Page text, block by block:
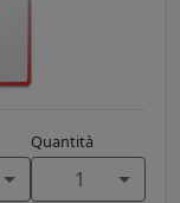
Quantità
1